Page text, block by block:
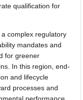
qualification for
complex regulatory
mandates and
for greener
In this region, end-
and lifecycle
processes and